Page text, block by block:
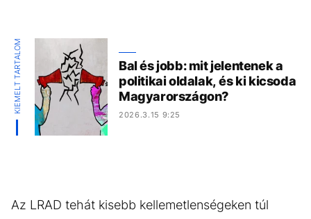
KIEMELT TARTALOM
Bal és jobb: mit jelentenek a
politikai oldalak, és ki kicsoda
Magyarországon?
2026.3.15 9:25
Az LRAD tehát kisebb kellemetlenségeken túl